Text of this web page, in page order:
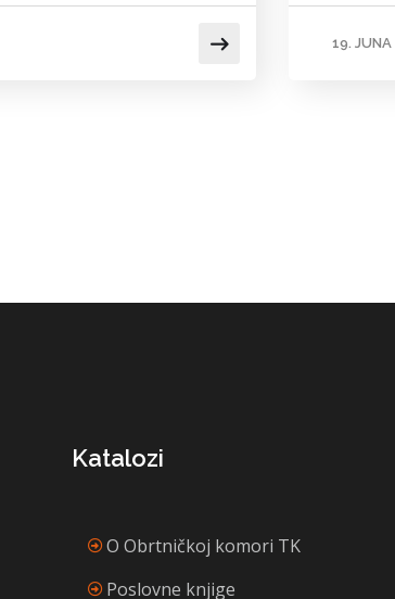
19.
Katalozi
O Obrtničkoj komori TK
Poslovne knjige